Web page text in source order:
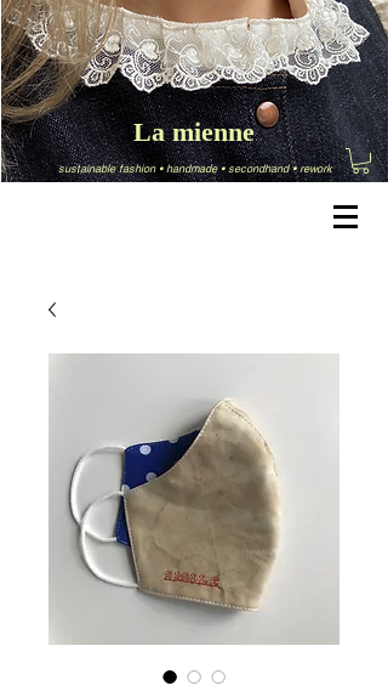
sustainable fashion •handmade•secondhand•rework
La mienne